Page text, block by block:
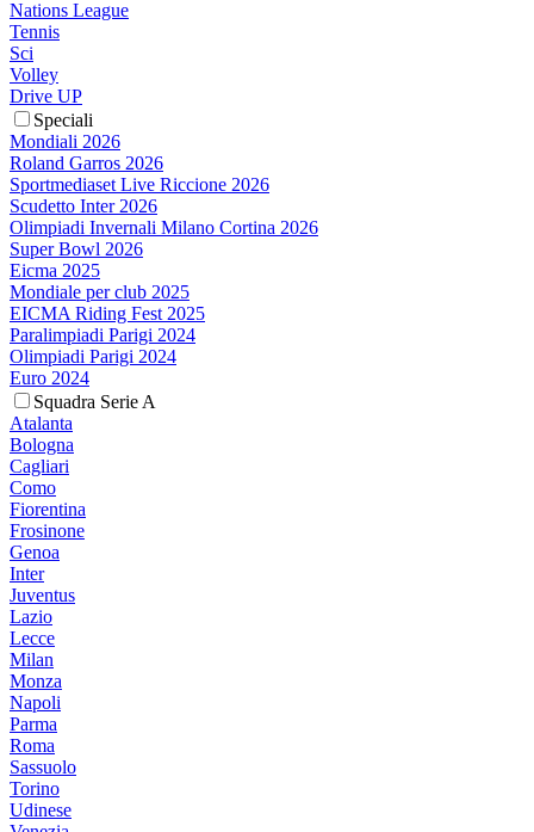
Nations League
Tennis
Sci
Volley
Drive UP
Speciali
Mondiali 2026
Roland Garros 2026
Sportmediaset Live Riccione 2026
Scudetto Inter 2026
Olimpiadi Invernali Milano Cortina 2026
Super Bowl 2026
Eicma 2025
Mondiale per club 2025
EICMA Riding Fest 2025
Paralimpiadi Parigi 2024
Olimpiadi Parigi 2024
Euro 2024
Squadra Serie A
Atalanta
Bologna
Cagliari
Como
Fiorentina
Frosinone
Genoa
Inter
Juventus
Lazio
Lecce
Milan
Monza
Napoli
Parma
Roma
Sassuolo
Torino
Udinese